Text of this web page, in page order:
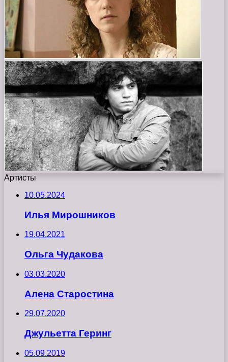
Артисты
10.05.2024
Илья Мирошников
19.04.2021
Ольга Чудакова
03.03.2020
Алена Старостина
29.07.2020
Джульетта Геринг
05.09.2019